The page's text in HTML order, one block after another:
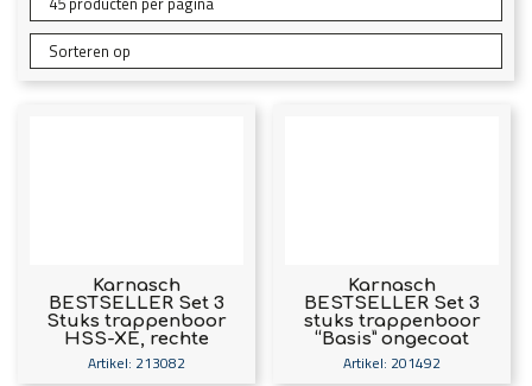
Karnasch
BESTSELLER Set 3
Stuks trappenboor
HSS-XE, rechte
spaangroef, 2-
snijder ongecoat
Artikel: 213082
Karnasch
BESTSELLER Set 3
stuks trappenboor
“Basis” ongecoat
Art: 201492
Artikel: 201492